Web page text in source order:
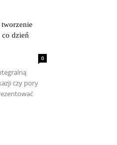
dzień
0
czy pory